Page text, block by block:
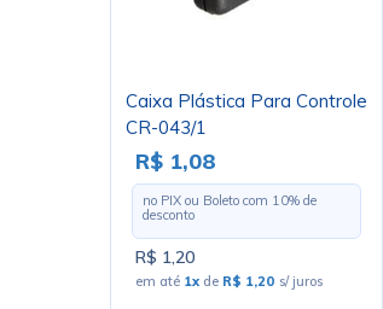
Caixa Plástica Para Controle
CR-043/1
R$ 1,08
no PIX ou Boleto com 10% de
desconto
R$ 1,20
em até 1x de R$ 1,20 s/ juros